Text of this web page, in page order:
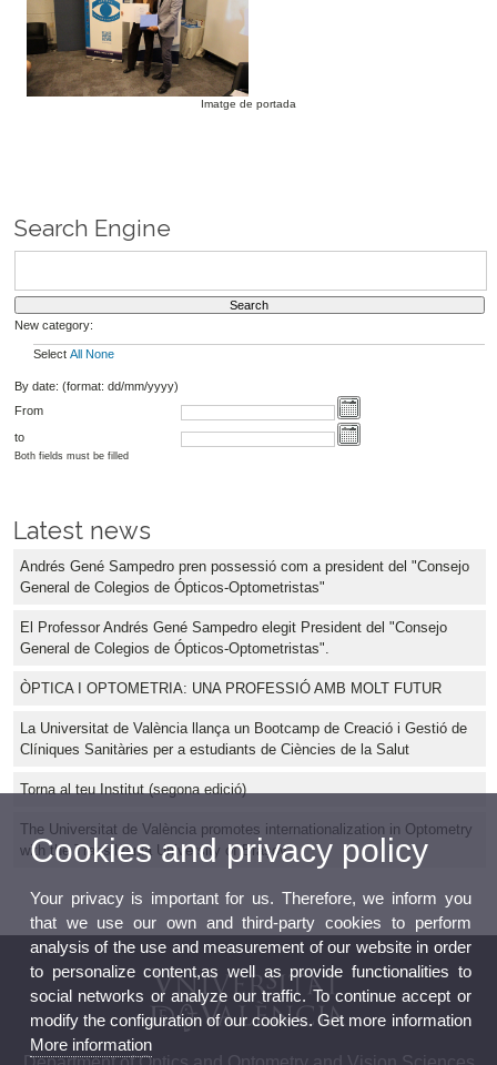
Imatge de portada
Search Engine
New category:
Select All None
By date: (format: dd/mm/yyyy)
From
to
Both fields must be filled
Latest news
Andrés Gené Sampedro pren possessió com a president del "Consejo
General de Colegios de Ópticos-Optometristas"
El Professor Andrés Gené Sampedro elegit President del "Consejo
General de Colegios de Ópticos-Optometristas".
ÒPTICA I OPTOMETRIA: UNA PROFESSIÓ AMB MOLT FUTUR
La Universitat de València llança un Bootcamp de Creació i Gestió de
Clíniques Sanitàries per a estudiants de Ciències de la Salut
Torna al teu Institut (segona edició)
The Universitat de València promotes internationalization in Optometry
with the Transilvania University of Brașov
Cookies and privacy policy
Your privacy is important for us. Therefore, we inform you
that we use our own and third-party cookies to perform
analysis of the use and measurement of our website in order
to personalize content,as well as provide functionalities to
social networks or analyze our traffic. To continue accept or
modify the configuration of our cookies. Get more information
More information